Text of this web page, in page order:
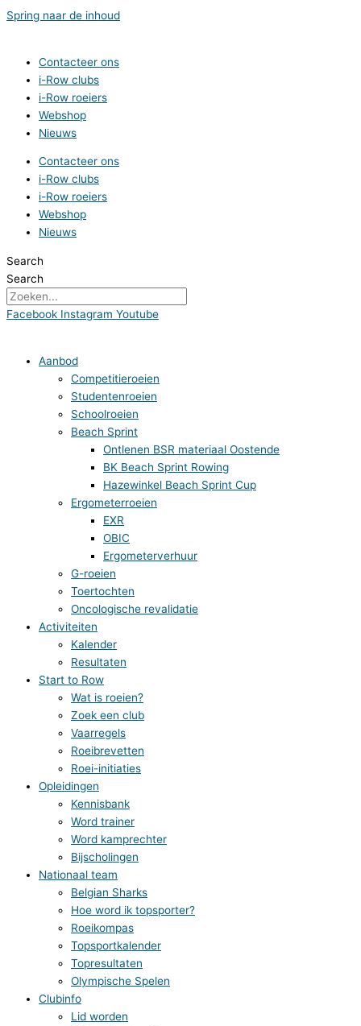
Spring naar de inhoud
Contacteer ons
i-Row clubs
i-Row roeiers
Webshop
Nieuws
Contacteer ons
i-Row clubs
i-Row roeiers
Webshop
Nieuws
Search
Search
Facebook Instagram Youtube
Aanbod
Competitieroeien
Studentenroeien
Schoolroeien
Beach Sprint
Ontlenen BSR materiaal Oostende
BK Beach Sprint Rowing
Hazewinkel Beach Sprint Cup
Ergometerroeien
EXR
OBIC
Ergometerverhuur
G-roeien
Toertochten
Oncologische revalidatie
Activiteiten
Kalender
Resultaten
Start to Row
Wat is roeien?
Zoek een club
Vaarregels
Roeibrevetten
Roei-initiaties
Opleidingen
Kennisbank
Word trainer
Word kamprechter
Bijscholingen
Nationaal team
Belgian Sharks
Hoe word ik topsporter?
Roeikompas
Topsportkalender
Topresultaten
Olympische Spelen
Clubinfo
Lid worden